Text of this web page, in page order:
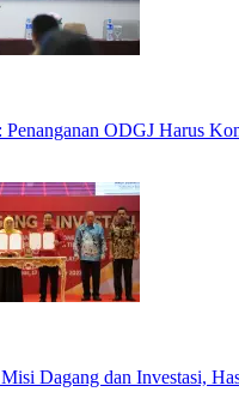
Penanganan ODGJ Harus
Dagang dan Investasi,